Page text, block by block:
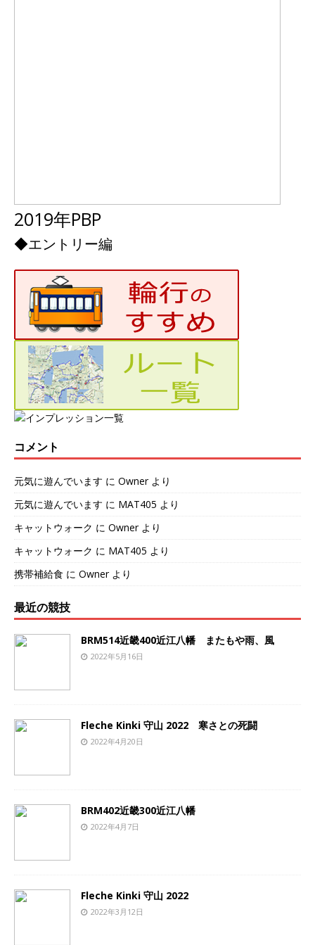
2019年PBP
◆エントリー編
コメント
元気に遊んでいます に Ownerより
元気に遊んでいます に MAT405 より
キャットウォーク に Ownerより
キャットウォーク に MAT405 より
携帯補給食 に Ownerより
最近の競技
BRM514近畿400近江八幡 またもや雨、風
2022年5月16日
Fleche Kinki 守山 2022 寒さとの死闘
2022年4月20日
BRM402近畿300近江八幡
2022年4月7日
Fleche Kinki 守山 2022
2022年3月12日